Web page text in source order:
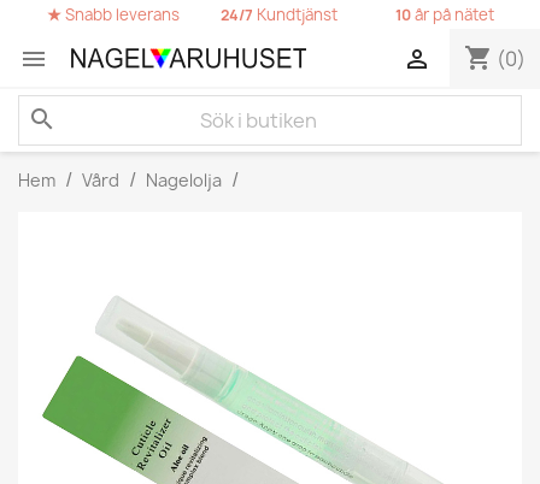
★Snabb leverans 24/7 Kundtjänst 10år på nätet
 shopping_cart (0)

search
Hem Vård Nagelolja